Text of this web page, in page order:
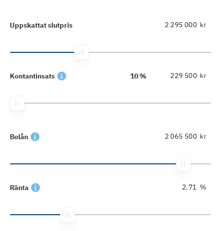
Uppskattat slutpris kr
Kontantinsats 10 % kr
Bolån kr
Ränta %